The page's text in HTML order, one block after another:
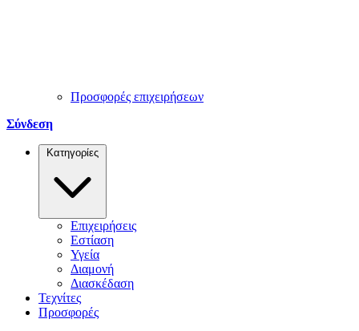
Προσφορές επιχειρήσεων
Σύνδεση
Κατηγορίες
Επιχειρήσεις
Εστίαση
Υγεία
Διαμονή
Διασκέδαση
Τεχνίτες
Προσφορές